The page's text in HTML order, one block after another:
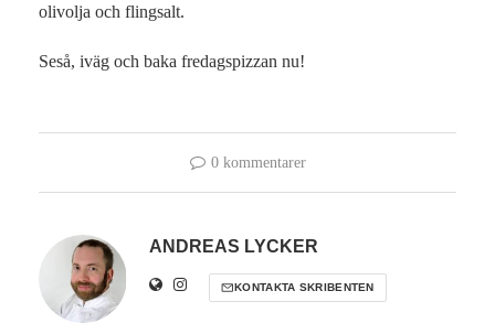
olivolja och flingsalt.
Seså, iväg och baka fredagspizzan nu!
0 kommentarer
ANDREAS LYCKER
KONTAKTA SKRIBENTEN